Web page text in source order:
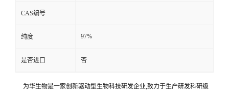
CAS编号
纯度 97%
是否进口 否
为华生物是一家创新驱动型生物科技研发企业,致力于生产研发科研级